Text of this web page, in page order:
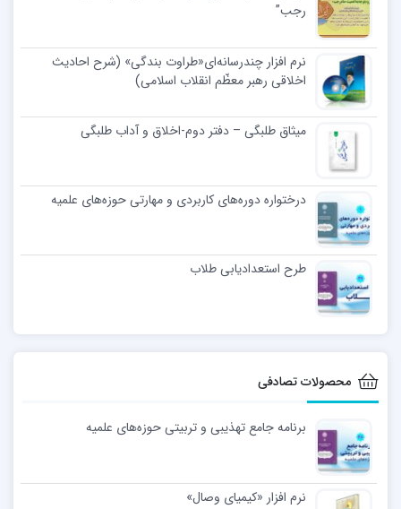
رجب”
نرم افزار چندرسانه‌ای«طراوت بندگی» (شرح احادیث
اخلاقی رهبر معظّم انقلاب اسلامی)
میثاق طلبگی – دفتر دوم-اخلاق و آداب طلبگی
درختواره دوره‌های کاربردی و مهارتی حوزه‌های علمیه
طرح استعدادیابی طلاب
محصولات تصادفی
برنامه جامع تهذیبی و تربیتی حوزه‌های علمیه
نرم افزار «کیمیای وصال»